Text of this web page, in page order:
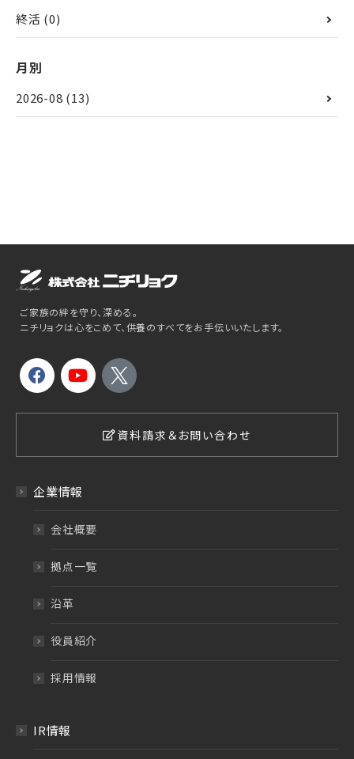
終活 (0)
月別
2026-08 (13)
ご家族の絆を守り、深める。
ニチリョクは心をこめて、供養のすべてをお手伝いいたします。
資料請求＆お問い合わせ
企業情報
会社概要
拠点一覧
沿革
役員紹介
採用情報
IR情報